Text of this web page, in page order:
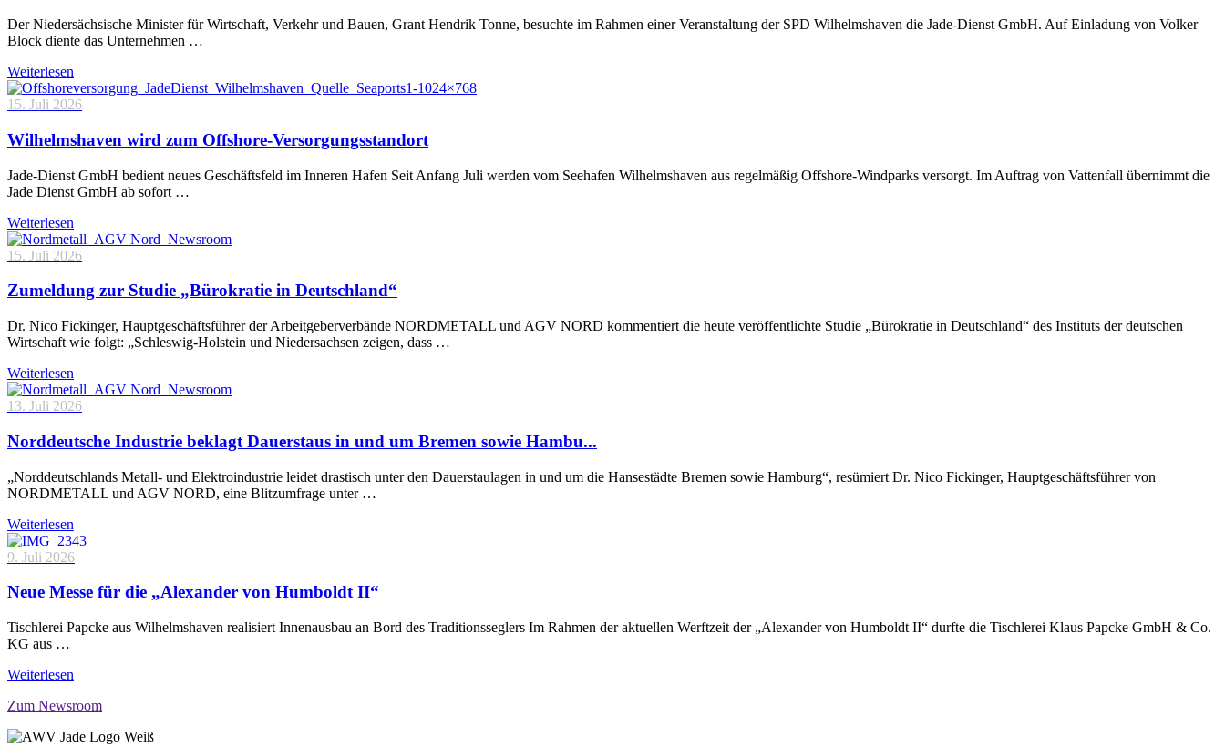
Der Niedersächsische Minister für Wirtschaft, Verkehr und Bauen, Grant Hendrik Tonne, besuchte im Rahmen einer Veranstaltung der SPD Wilhelmshaven die Jade-Dienst GmbH. Auf Einladung von Volker
Block diente das Unternehmen …
Weiterlesen
15. Juli 2026
Wilhelmshaven wird zum Offshore-Versorgungsstandort
Jade-Dienst GmbH bedient neues Geschäftsfeld im Inneren Hafen Seit Anfang Juli werden vom Seehafen Wilhelmshaven aus regelmäßig Offshore-Windparks versorgt. Im Auftrag von Vattenfall übernimmt die
Jade Dienst GmbH ab sofort …
Weiterlesen
15. Juli 2026
Zumeldung zur Studie „Bürokratie in Deutschland“
Dr. Nico Fickinger, Hauptgeschäftsführer der Arbeitgeberverbände NORDMETALL und AGV NORD kommentiert die heute veröffentlichte Studie „Bürokratie in Deutschland“ des Instituts der deutschen
Wirtschaft wie folgt: „Schleswig-Holstein und Niedersachsen zeigen, dass …
Weiterlesen
13. Juli 2026
Norddeutsche Industrie beklagt Dauerstaus in und um Bremen sowie Hambu...
„Norddeutschlands Metall- und Elektroindustrie leidet drastisch unter den Dauerstaulagen in und um die Hansestädte Bremen sowie Hamburg“, resümiert Dr. Nico Fickinger, Hauptgeschäftsführer von
NORDMETALL und AGV NORD, eine Blitzumfrage unter …
Weiterlesen
9. Juli 2026
Neue Messe für die „Alexander von Humboldt II“
Tischlerei Papcke aus Wilhelmshaven realisiert Innenausbau an Bord des Traditionsseglers Im Rahmen der aktuellen Werftzeit der „Alexander von Humboldt II“ durfte die Tischlerei Klaus Papcke GmbH & Co.
KG aus …
Weiterlesen
Zum Newsroom